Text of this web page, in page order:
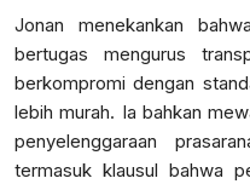
Jonan menekankan
bertugas mengurus
berkompromi dengan
lebih murah. Ia bahkan
penyelenggaraan
termasuk klausul bahwa